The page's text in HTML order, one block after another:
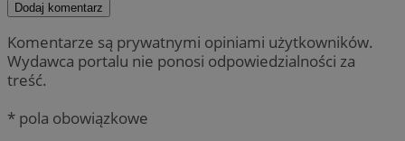
Dodaj komentarz
Komentarze są prywatnymi opiniami użytkowników.
Wydawca portalu nie ponosi odpowiedzialności za
treść.
* pola obowiązkowe